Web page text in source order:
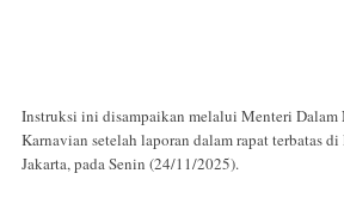
Instruksi ini disampaikan melalui Menteri
Karnavian setelah laporan dalam rapat terbatas
Jakarta, pada Senin (24/11/2025).